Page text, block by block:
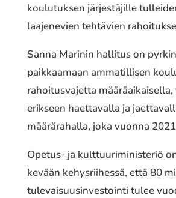
koulutuksen järjestäjille
laajenevien tehtävien
Sanna Marinin hallitus on
paikkaamaan ammatillisen
rahoitusvajetta
erikseen haettavalla ja
määrärahalla, joka vuonna
Opetus- ja kulttuuriministeriö
kevään kehysriihessä, että 80
tulevaisuusinvestointi tulee